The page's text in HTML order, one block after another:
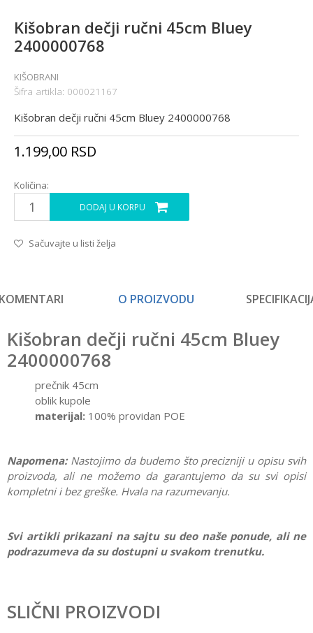
Kišobran dečji ručni 45cm Bluey
2400000768
KIŠOBRANI
Šifra artikla: 000021167
Kišobran dečji ručni 45cm Bluey 2400000768
1.199,00 RSD
Količina:
DODAJ U KORPU
Sačuvajte u listi želja
O PROIZVODU
Kišobran dečji ručni 45cm Bluey
2400000768
prečnik 45cm
oblik kupole
materijal: 100% providan POE
Napomena: Nastojimo da budemo što precizniji u opisu svih
proizvoda, ali ne možemo da garantujemo da su svi opisi
kompletni i bez greške. Hvala na razumevanju.
Svi artikli prikazani na sajtu su deo naše ponude, ali ne
podrazumeva da su dostupni u svakom trenutku.
Ime/Nadimak
SLIČNI PROIZVODI